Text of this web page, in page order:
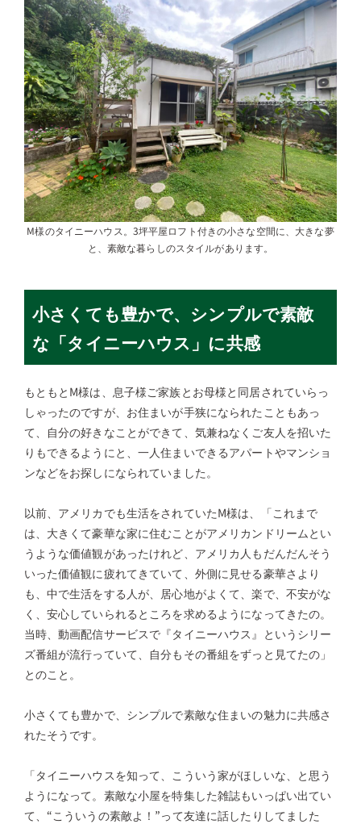
M様のタイニーハウス。3坪平屋ロフト付きの小さな空間に、大きな夢
と、素敵な暮らしのスタイルがあります。
小さくても豊かで、シンプルで素敵
な「タイニーハウス」に共感
もともとM様は、息子様ご家族とお母様と同居されていらっ
しゃったのですが、お住まいが手狭になられたこともあっ
て、自分の好きなことができて、気兼ねなくご友人を招いた
りもできるようにと、一人住まいできるアパートやマンショ
ンなどをお探しになられていました。
以前、アメリカでも生活をされていたM様は、「これまで
は、大きくて豪華な家に住むことがアメリカンドリームとい
うような価値観があったけれど、アメリカ人もだんだんそう
いった価値観に疲れてきていて、外側に見せる豪華さより
も、中で生活をする人が、居心地がよくて、楽で、不安がな
く、安心していられるところを求めるようになってきたの。
当時、動画配信サービスで『タイニーハウス』というシリー
ズ番組が流行っていて、自分もその番組をずっと見てたの」
とのこと。
小さくても豊かで、シンプルで素敵な住まいの魅力に共感さ
れたそうです。
「タイニーハウスを知って、こういう家がほしいな、と思う
ようになって。素敵な小屋を特集した雑誌もいっぱい出てい
て、“こういうの素敵よ！”って友達に話したりしてました